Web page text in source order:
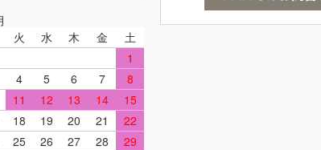
火 水 木 金
土
1
4 5 6 7
8
11 12 13 14
15
18 19 20 21
22
25 26 27 28
29